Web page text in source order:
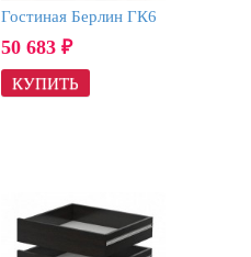
Гостиная Берлин ГК6
50 683 ₽